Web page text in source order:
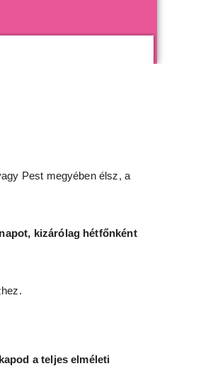
Pest megyében élsz, a
kizárólag hétfőnként
a teljes elméleti